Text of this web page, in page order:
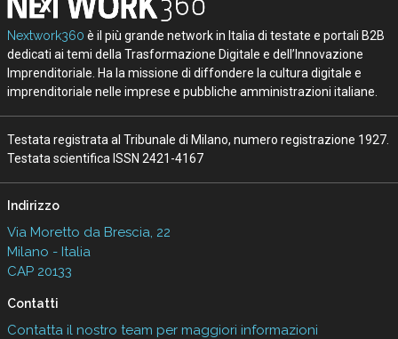
Nextwork360 è il più grande network in Italia di testate e portali B2B
dedicati ai temi della Trasformazione Digitale e dell’Innovazione
Imprenditoriale. Ha la missione di diffondere la cultura digitale e
imprenditoriale nelle imprese e pubbliche amministrazioni italiane.
Testata registrata al Tribunale di Milano, numero registrazione 1927.
Testata scientifica ISSN 2421-4167
Indirizzo
Via Moretto da Brescia, 22
Milano - Italia
CAP 20133
Contatti
Contatta il nostro team per maggiori informazioni